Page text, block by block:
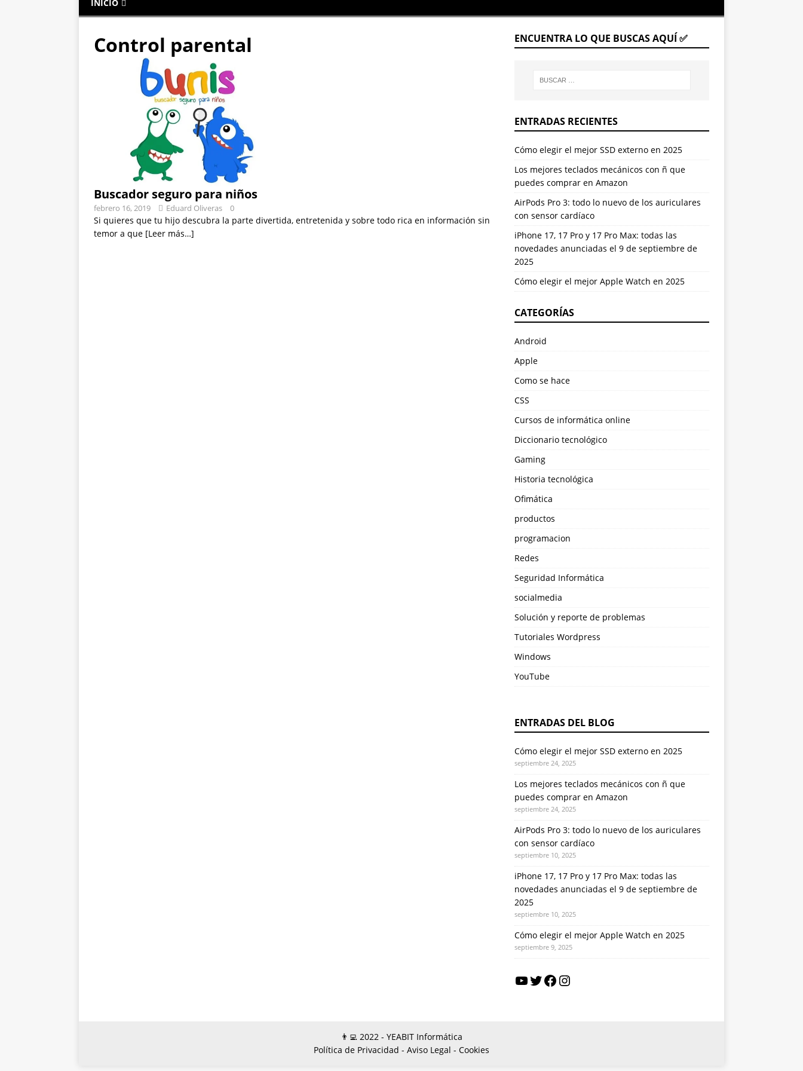
INICIO
Control parental
Buscador seguro para niños
febrero 16, 2019 Eduard Oliveras 0
Si quieres que tu hijo descubra la parte divertida, entretenida y sobre todo rica en información sin
temor a que [Leer más…]
ENCUENTRA LO QUE BUSCAS AQUÍ ✅
ENTRADAS RECIENTES
Cómo elegir el mejor SSD externo en 2025
Los mejores teclados mecánicos con ñ que
puedes comprar en Amazon
AirPods Pro 3: todo lo nuevo de los auriculares
con sensor cardíaco
iPhone 17, 17 Pro y 17 Pro Max: todas las
novedades anunciadas el 9 de septiembre de
2025
Cómo elegir el mejor Apple Watch en 2025
CATEGORÍAS
Android
Apple
Como se hace
CSS
Cursos de informática online
Diccionario tecnológico
Gaming
Historia tecnológica
Ofimática
productos
programacion
Redes
Seguridad Informática
socialmedia
Solución y reporte de problemas
Tutoriales Wordpress
Windows
YouTube
ENTRADAS DEL BLOG
Cómo elegir el mejor SSD externo en 2025
septiembre 24, 2025
Los mejores teclados mecánicos con ñ que
puedes comprar en Amazon
septiembre 24, 2025
AirPods Pro 3: todo lo nuevo de los auriculares
con sensor cardíaco
septiembre 10, 2025
iPhone 17, 17 Pro y 17 Pro Max: todas las
novedades anunciadas el 9 de septiembre de
2025
septiembre 10, 2025
Cómo elegir el mejor Apple Watch en 2025
septiembre 9, 2025
👨‍💻 2022 - YEABIT Informática
Política de Privacidad - Aviso Legal - Cookies